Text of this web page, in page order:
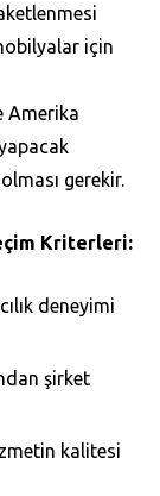
için
Amerika
gerekir.
Kriterleri:
deneyimi
şirket
kalitesi